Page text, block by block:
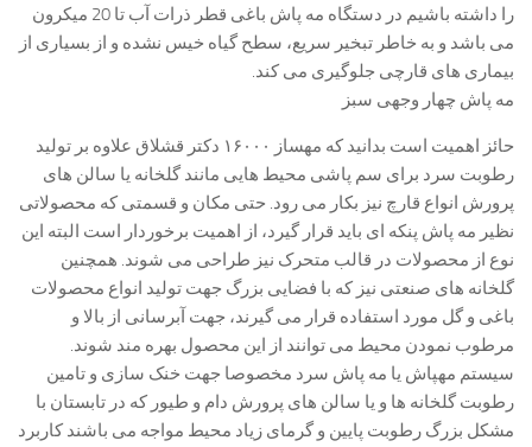
را داشته باشیم در دستگاه مه پاش باغی قطر ذرات آب تا 20 میکرون
می باشد و به خاطر تبخیر سریع، سطح گیاه خیس نشده و از بسیاری از
بیماری های قارچی جلوگیری می کند.
مه پاش چهار وجهی سبز
حائز اهمیت است بدانید که مهساز ۱۶۰۰۰ دکتر قشلاق علاوه بر تولید
رطوبت سرد برای سم پاشی محیط هایی مانند گلخانه یا سالن های
پرورش انواع قارچ نیز بکار می رود. حتی مکان و قسمتی که محصولاتی
نظیر مه پاش پنکه ای باید قرار گیرد، از اهمیت برخوردار است البته این
نوع از محصولات در قالب متحرک نیز طراحی می شوند. همچنین
گلخانه های صنعتی نیز که با فضایی بزرگ جهت تولید انواع محصولات
باغی و گل مورد استفاده قرار می گیرند، جهت آبرسانی از بالا و
مرطوب نمودن محیط می توانند از این محصول بهره مند شوند.
سیستم مهپاش یا مه پاش سرد مخصوصا جهت خنک سازی و تامین
رطوبت گلخانه ها و یا سالن های پرورش دام و طیور که در تابستان با
مشکل بزرگ رطوبت پایین و گرمای زیاد محیط مواجه می باشند کاربرد